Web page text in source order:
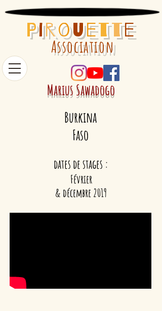
Pirouette
Association
Marius Sawadogo
Burkina
Faso
dates de stages :
Février
& décembre 2019